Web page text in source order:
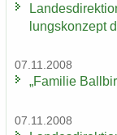
lungs­kon­zept
07.11.2008
„Fa­mi­lie
07.11.2008